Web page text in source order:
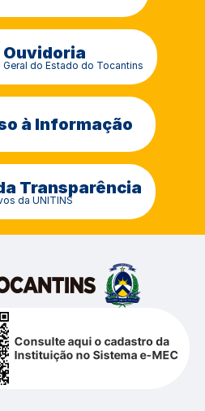
Ouvidoria
Geral do Estado do Tocantins
à Informação
Transparência
da UNITINS